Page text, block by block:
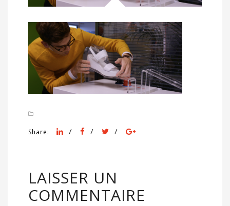
Share: / / /
LAISSER UN
COMMENTAIRE